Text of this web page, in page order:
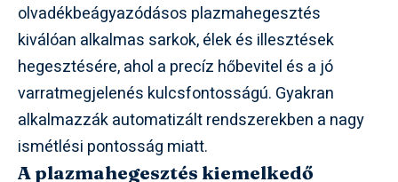
olvadékbeágyazódásos plazmahegesztés
kiválóan alkalmas sarkok, élek és illesztések
hegesztésére, ahol a precíz hőbevitel és a jó
varratmegjelenés kulcsfontosságú. Gyakran
alkalmazzák automatizált rendszerekben a nagy
ismétlési pontosság miatt.
A plazmahegesztés kiemelkedő